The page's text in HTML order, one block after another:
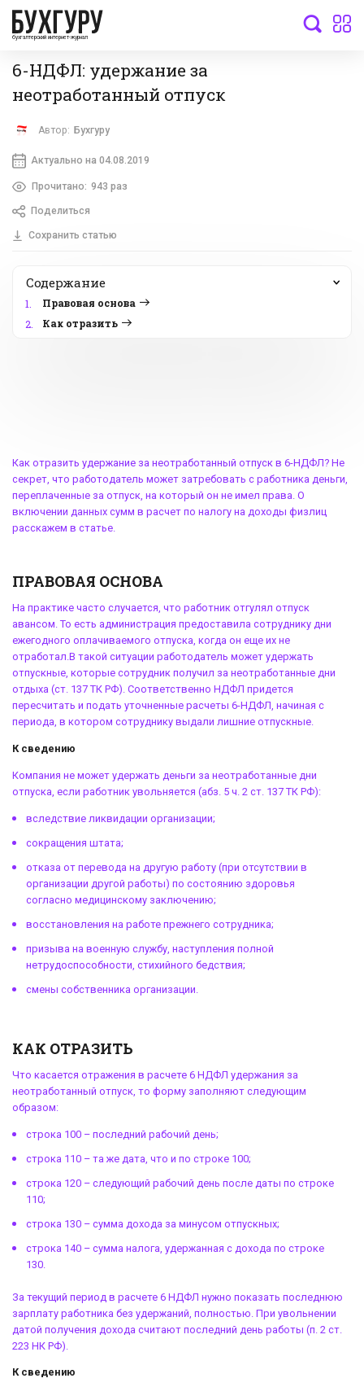
бухгалтерский интернет-журнал
6-НДФЛ: удержание за
неотработанный отпуск
Автор: Бухгуру
Актуально на 04.08.2019
Прочитано: 943 раз
Поделиться
Сохранить статью
Содержание
1.
Правовая основа
2.
Как отразить
Как отразить удержание за неотработанный отпуск в 6-НДФЛ? Не
секрет, что работодатель может затребовать с работника деньги,
переплаченные за отпуск, на который он не имел права. О
включении данных сумм в расчет по налогу на доходы физлиц
расскажем в статье.
ПРАВОВАЯ ОСНОВА
На практике часто случается, что работник отгулял отпуск
авансом. То есть администрация предоставила сотруднику дни
ежегодного оплачиваемого отпуска, когда он еще их не
отработал.В такой ситуации работодатель может удержать
отпускные, которые сотрудник получил за неотработанные дни
отдыха (ст. 137 ТК РФ). Соответственно НДФЛ придется
пересчитать и подать уточненные расчеты 6-НДФЛ, начиная с
периода, в котором сотруднику выдали лишние отпускные.
К сведению
Компания не может удержать деньги за неотработанные дни
отпуска, если работник увольняется (абз. 5 ч. 2 ст. 137 ТК РФ):
вследствие ликвидации организации;
сокращения штата;
отказа от перевода на другую работу (при отсутствии в
организации другой работы) по состоянию здоровья
согласно медицинскому заключению;
восстановления на работе прежнего сотрудника;
призыва на военную службу, наступления полной
нетрудоспособности, стихийного бедствия;
смены собственника организации.
КАК ОТРАЗИТЬ
Что касается отражения в расчете 6 НДФЛ удержания за
неотработанный отпуск , то форму заполняют следующим
образом:
строка 100 – последний рабочий день;
строка 110 – та же дата, что и по строке 100;
строка 120 – следующий рабочий день после даты по строке
110;
строка 130 – сумма дохода за минусом отпускных;
строка 140 – сумма налога, удержанная с дохода по строке
130.
За текущий период в расчете 6 НДФЛ нужно показать последнюю
зарплату работника без удержаний, полностью. При увольнении
датой получения дохода считают последний день работы (п. 2 ст.
223 НК РФ).
К сведению